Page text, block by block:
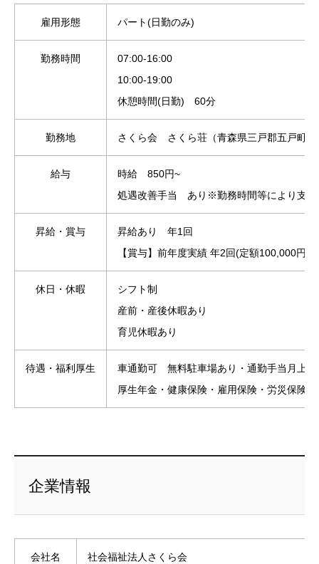
雇用形態 パート(日勤のみ)
勤務時間
07:00-16:00
10:00-19:00
休憩時間(日勤) 60分
勤務地 さくら会 さくら荘（青森県三戸郡五戸町
給与
時給 850円~
処遇改善手当 あり※勤務時間等により支給
昇給・賞与
昇給あり 年1回
【賞与】前年度実績 年2回(定額100,000円/
休日・休暇
シフト制
産前・産後休暇あり
育児休暇あり
待遇・福利厚生
車通勤可 無料駐車場あり・通勤手当月上限
厚生年金・健康保険・雇用保険・労災保険
企業情報
会社名 社会福祉法人さくら会